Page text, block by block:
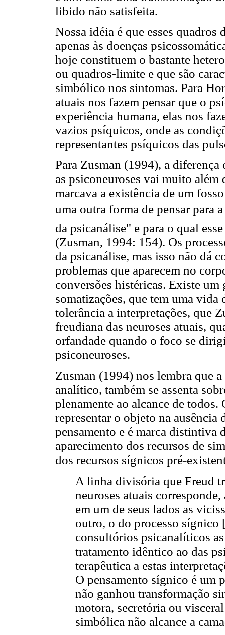
libido não satisfeita.
Nossa idéia é que esses
apenas às doenças
hoje constituem o bastante
ou quadros-limite e que são
simbólico nos sintomas. Para
atuais nos fazem pensar que o
experiência humana, elas nos
vazios psíquicos, onde as
representantes psíquicos das
Para Zusman (1994), a diferença
as psiconeuroses vai muito
marcava a existência de um
uma outra forma de pensar
da psicanálise" e para o qual
(Zusman, 1994: 154). Os
da psicanálise, mas isso não dá
problemas que aparecem no
conversões histéricas. Existe um
somatizações, que tem uma
tolerância a interpretações, que
freudiana das neuroses atuais,
orfandade quando o foco se
psiconeuroses.
Zusman (1994) nos lembra que
analítico, também se assenta
plenamente ao alcance de
representar o objeto na
pensamento e é marca distintiva
aparecimento dos recursos de
dos recursos sígnicos pré-
A linha divisória que Freud
neuroses atuais
em um de seus lados as
outro, o do processo sígnico
consultórios psicanalíticos
tratamento idêntico ao das
terapêutica a estas
O pensamento sígnico é um
não ganhou transformação
motora, secretória ou
simbólica não alcance a